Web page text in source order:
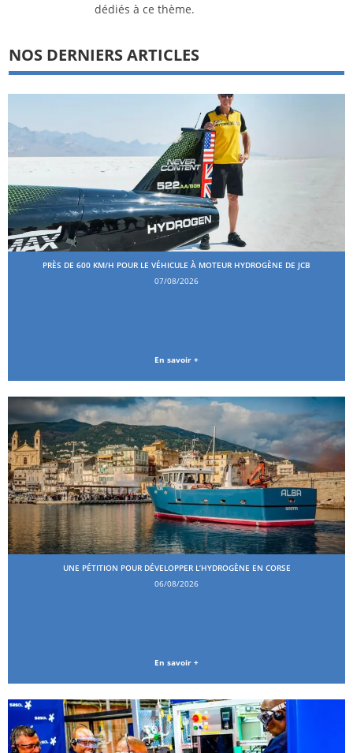
dédiés à ce thème.
NOS DERNIERS ARTICLES
PRÈS DE 600 KM/H POUR LE VÉHICULE À MOTEUR HYDROGÈNE DE JCB
07/08/2026
En savoir +
UNE PÉTITION POUR DÉVELOPPER L’HYDROGÈNE EN CORSE
06/08/2026
En savoir +